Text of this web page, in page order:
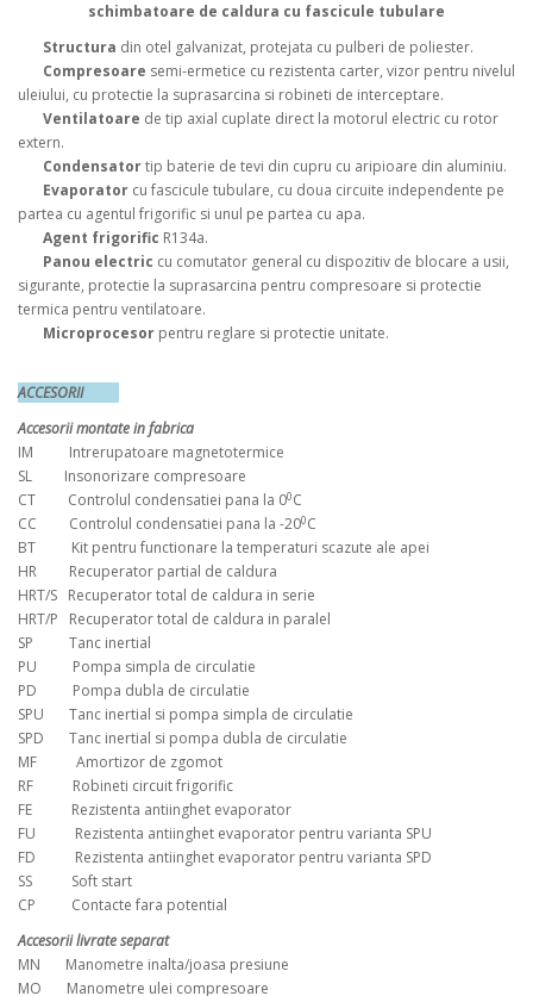
schimbatoare de caldura cu fascicule tubulare
Structura din otel galvanizat, protejata cu pulberi de poliester.
Compresoare semi-ermetice cu rezistenta carter, vizor pentru nivelul
uleiului, cu protectie la suprasarcina si robineti de interceptare.
Ventilatoare de tip axial cuplate direct la motorul electric cu rotor
extern.
Condensatortip baterie de tevi din cupru cu aripioare din aluminiu.
Evaporator cu fascicule tubulare, cu doua circuite independente pe
partea cu agentul frigorific si unul pe partea cu apa.
Agent frigorific R134a.
Panou electric cu comutator general cu dispozitiv de blocare a usii,
sigurante, protectie la suprasarcina pentru compresoare si protectie
termica pentru ventilatoare.
Microprocesor pentru reglare si protectie unitate.
ACCESORII
Accesorii montate in fabrica
IM Intrerupatoare magnetotermice
SL Insonorizare compresoare
CT Controlul condensatiei pana la 00C
CC Controlul condensatiei pana la -200C
BT Kit pentru functionare la temperaturi scazute ale apei
HR Recuperator partial de caldura
HRT/S Recuperator total de caldura in serie
HRT/P Recuperator total de caldura in paralel
SP Tanc inertial
PU Pompa simpla de circulatie
PD Pompa dubla de circulatie
SPU Tanc inertial si pompa simpla de circulatie
SPD Tanc inertial si pompa dubla de circulatie
MF Amortizor de zgomot
RF Robineti circuit frigorific
FE Rezistenta antiinghet evaporator
FU Rezistenta antiinghet evaporator pentru varianta SPU
FD Rezistenta antiinghet evaporator pentru varianta SPD
SS Soft start
CP Contacte fara potential
Accesorii livrate separat
MN Manometre inalta/joasa presiune
MO Manometre ulei compresoare